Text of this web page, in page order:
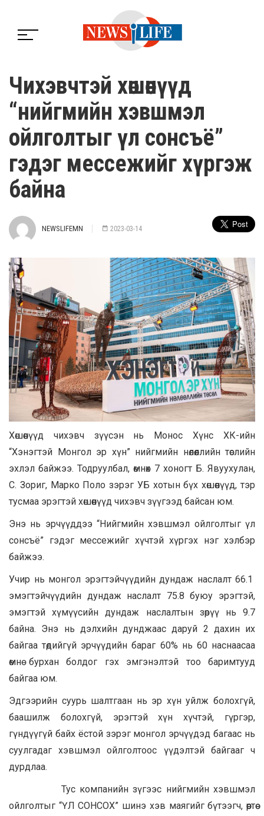
Чихэвчтэй хөшөөнүүд
“нийгмийн хэвшмэл
ойлголтыг үл сонсъё”
гэдэг мессежийг хүргэж
байна
NEWSLIFEMN 2023-03-14
Хөшөөнүүд чихэвч зүүсэн нь Монос Хүнс ХК-ийн
“Хэнэгтэй Монгол эр хүн” нийгмийн нөлөөллийн төслийн
эхлэл байжээ. Тодруулбал, өмнөх 7 хоногт Б. Явуухулан,
С. Зориг, Марко Поло зэрэг УБ хотын бүх хөшөөнүүд, тэр
тусмаа эрэгтэй хөшөөнүүд чихэвч зүүгээд байсан юм.
Энэ нь эрчүүддээ “Нийгмийн хэвшмэл ойлголтыг үл
сонсъё” гэдэг мессежийг хүчтэй хүргэх нэг хэлбэр
байжээ.
Учир нь монгол эрэгтэйчүүдийн дундаж наслалт 66.1
эмэгтэйчүүдийн дундаж наслалт 75.8 буюу эрэгтэй,
эмэгтэй хүмүүсийн дундаж наслалтын зөрүү нь 9.7
байна. Энэ нь дэлхийн дунджаас даруй 2 дахин их
байгаа төдийгүй эрчүүдийн бараг 60% нь 60 наснаасаа
өмнө бурхан болдог гэх эмгэнэлтэй тоо баримтууд
байгаа юм.
Эдгээрийн суурь шалтгаан нь эр хүн уйлж болохгүй,
баашилж болохгүй, эрэгтэй хүн хүчтэй, гүргэр,
гүндүүгүй байх ёстой зэрэг монгол эрчүүдэд багаас нь
суулгадаг хэвшмэл ойлголтоос үүдэлтэй байгааг ч
дурдлаа.
Тус компанийн зүгээс нийгмийн хэвшмэл
ойлголтыг “ҮЛ СОНСОХ” шинэ хэв маягийг бүтээгч, өөртөө